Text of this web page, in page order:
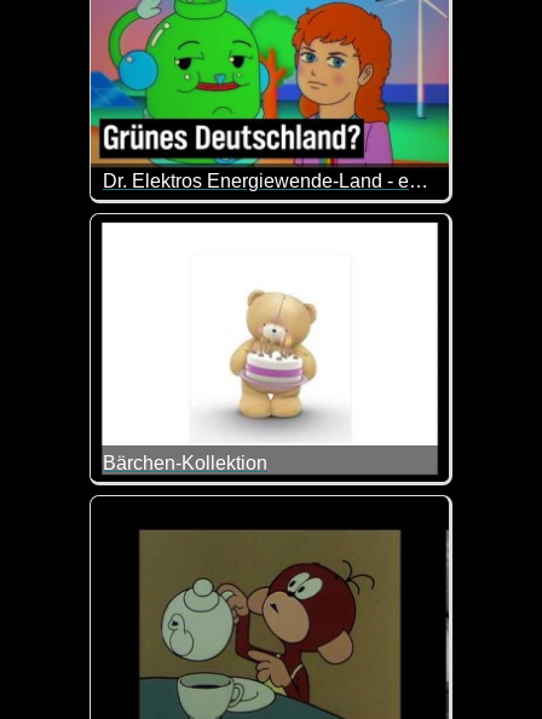
Dr. Elektros Energiewende-Land - extra 3
Die bittersüße Reise von Sandy und Dr. Elektro
Bärchen-Kollektion
Tolle Zusammenstellung von Bärchen-Szenen.